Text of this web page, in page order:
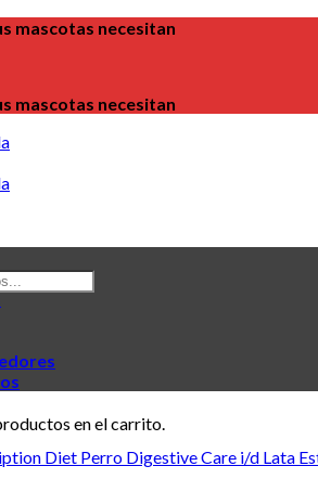
mascotas necesitan
mascotas necesitan
en el carrito.